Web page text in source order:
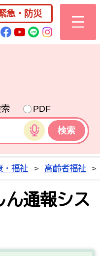
桜川市公式ホー
急・防災
桜川市公式Twitter
桜川市公式
桜川市公式
桜川市公式
PDF
音声検索
・福祉 > 高齢者福祉 >
ん通報シス